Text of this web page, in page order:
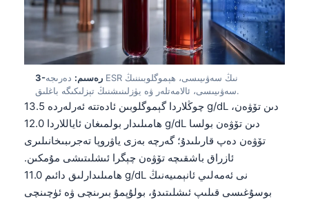
3-رەسىم: دەرىجە ESR نىڭ سەۋىيىسى، ھېموگلوبىننىڭ
سەۋىيىسى، ئالامەتلەر ۋە يۈزلىنىشنىڭ تېزلىكىگە باغلىق.
چوڭلاردا گېموگلوبىن ئادەتتە ئەرلەردە 13.5 g/dL دىن تۆۋەن،
ھامىلىدار بولمىغان ئاياللاردا 12.0 g/dL دىن تۆۋەن بولسا
تۆۋەن دەپ قارىلىدۇ؛ گەرچە بەزى ياۋروپا تەجرىبىخانىلىرى
ئازراق باشقىچە تۆۋەن چېگرا ئىشلىتىشى مۇمكىن.
ھامىلىدارلىق دائىم 11.0 g/dL نى ئەمەلىي ئانېمىيەنىڭ
بوسۇغىسى قىلىپ ئىشلىتىدۇ، بولۇپمۇ بىرىنچى ۋە ئۈچىنچى